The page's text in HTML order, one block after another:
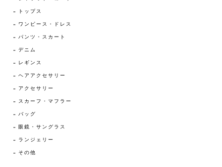
トップス
ワンピース・ドレス
パンツ・スカート
デニム
レギンス
ヘアアクセサリー
アクセサリー
スカーフ・マフラー
バッグ
眼鏡・サングラス
ランジェリー
その他